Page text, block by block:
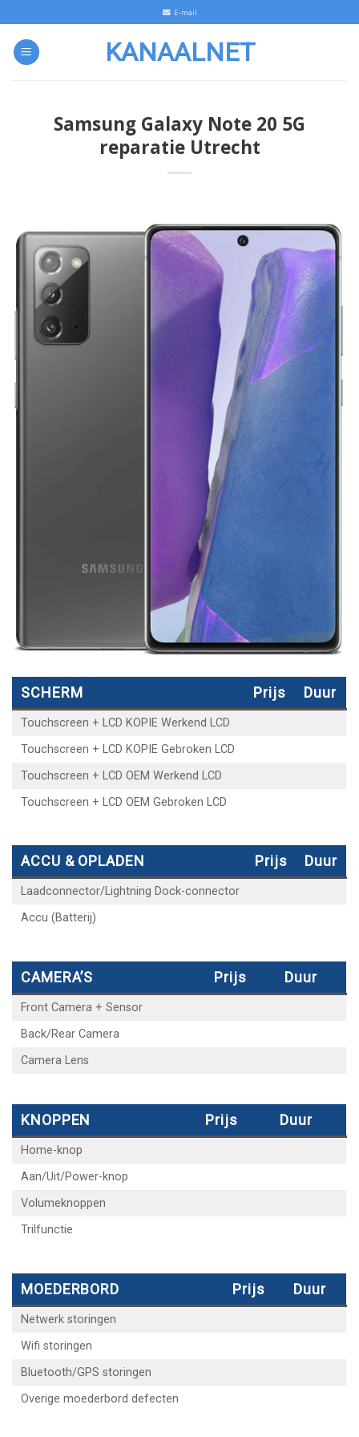
to
content
E-mail
KANAALNET
Samsung Galaxy Note 20 5G
reparatie Utrecht
SCHERM Prijs Duur
Touchscreen + LCD KOPIE Werkend LCD
Touchscreen + LCD KOPIE Gebroken LCD
Touchscreen + LCD OEM Werkend LCD
Touchscreen + LCD OEM Gebroken LCD
ACCU & OPLADEN Prijs Duur
Laadconnector/Lightning Dock-connector
Accu (Batterij)
CAMERA’S Prijs Duur
Front Camera + Sensor
Back/Rear Camera
Camera Lens
KNOPPEN Prijs Duur
Home-knop
Aan/Uit/Power-knop
Volumeknoppen
Trilfunctie
MOEDERBORD Prijs Duur
Netwerk storingen
Wifi storingen
Bluetooth/GPS storingen
Overige moederbord defecten